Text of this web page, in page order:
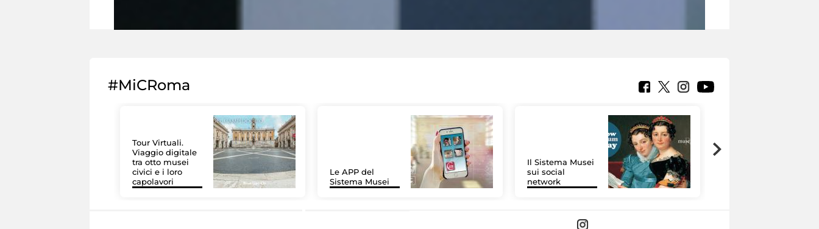
#MiCRoma
Tour Virtuali.
Viaggio digitale
tra otto musei
civici e i loro
capolavori
Le APP del
Sistema Musei
Il Sistema Musei
sui social
network